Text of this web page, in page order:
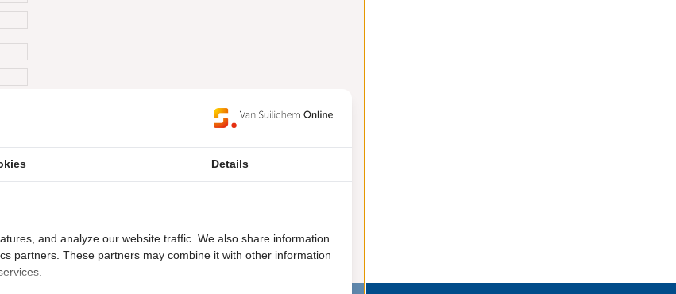
Details
and analyze our website traffic. We also share information
partners. These partners may combine it with other information